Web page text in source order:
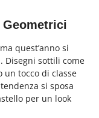
quest’anno si
Disegni sottili come
un tocco di classe
si sposa
per un look